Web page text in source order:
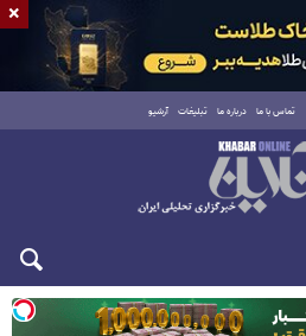
تماس با ما درباره ما تبلیغات آرشیو
×